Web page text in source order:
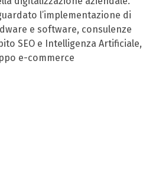
l’implementazione di
e software, consulenze
SEO e Intelligenza Artificiale,
e-commerce